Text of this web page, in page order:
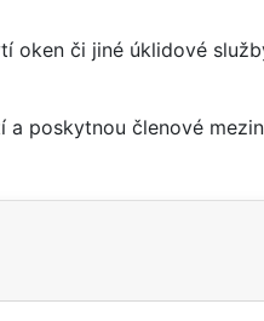
oken či jiné úklidové
a poskytnou členové